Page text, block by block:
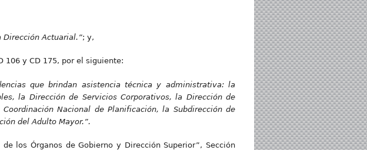
Dirección Actuarial.”; y,
106 y CD 175, por el siguiente:
que brindan asistencia técnica y administrativa: la
la Dirección de Servicios Corporativos, la Dirección de
Nacional de Planificación, la Subdirección de
del Adulto Mayor.”.
los Órganos de Gobierno y Dirección Superior”, Sección